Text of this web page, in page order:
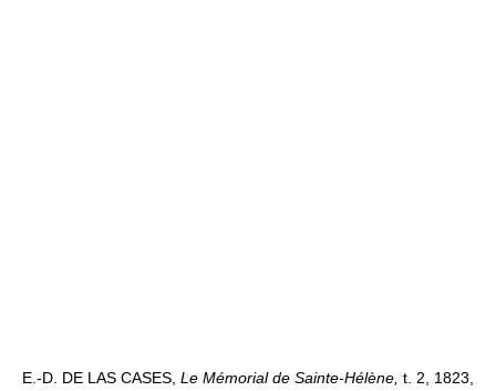
E.-D. DE LAS CASES, Le Mémorial de Sainte-Hélène, t. 2, 1823,